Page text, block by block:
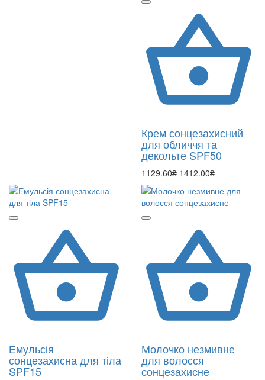
Крем сонцезахисний
для обличчя та
декольте SPF50
1129.60₴ 1412.00₴
Емульсія
сонцезахисна для тіла
SPF15
Молочко незмивне
для волосся
сонцезахисне